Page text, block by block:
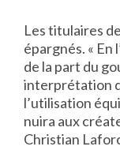
Les titulaires
épargnés. « En
de la part du
interprétation
l’utilisation
nuira aux
Christian